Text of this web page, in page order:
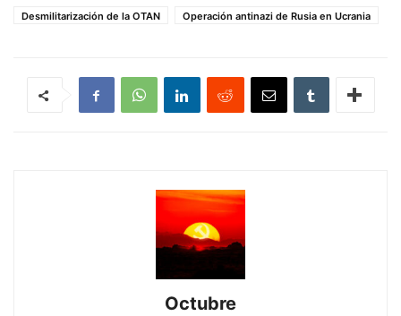
Desmilitarización de la OTAN
Operación antinazi de Rusia en Ucrania
Octubre